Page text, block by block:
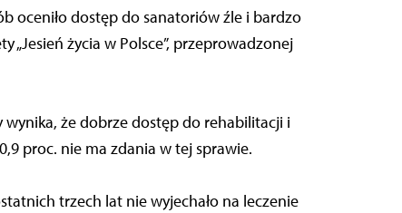
oceniło dostęp do sanatoriów źle i bardzo
„Jesień życia w Polsce”, przeprowadzonej
że dobrze dostęp do rehabilitacji i
proc. nie ma zdania w tej sprawie.
trzech lat nie wyjechało na leczenie